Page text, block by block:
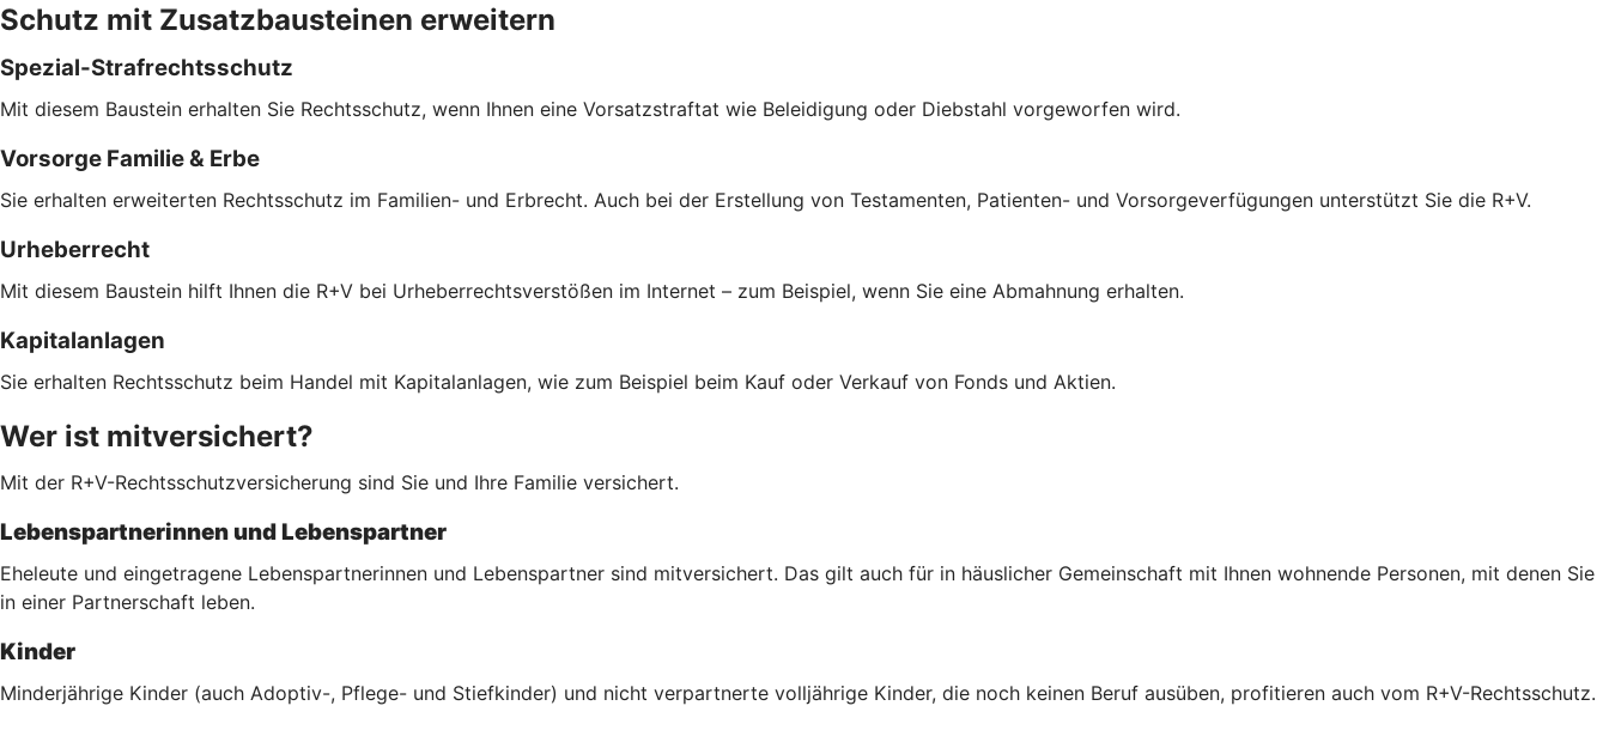
Schutz mit Zusatzbausteinen erweitern
Spezial-Strafrechtsschutz
Mit diesem Baustein erhalten Sie Rechtsschutz, wenn Ihnen eine Vorsatzstraftat wie Beleidigung oder Diebstahl vorgeworfen wird.
Vorsorge Familie & Erbe
Sie erhalten erweiterten Rechtsschutz im Familien- und Erbrecht. Auch bei der Erstellung von Testamenten, Patienten- und Vorsorgeverfügungen unterstützt Sie die R+V.
Urheberrecht
Mit diesem Baustein hilft Ihnen die R+V bei Urheberrechtsverstößen im Internet – zum Beispiel, wenn Sie eine Abmahnung erhalten.
Kapitalanlagen
Sie erhalten Rechtsschutz beim Handel mit Kapitalanlagen, wie zum Beispiel beim Kauf oder Verkauf von Fonds und Aktien.
Wer ist mitversichert?
Mit der R+V-Rechtsschutzversicherung sind Sie und Ihre Familie versichert.
Lebenspartnerinnen und Lebenspartner
Eheleute und eingetragene Lebenspartnerinnen und Lebenspartner sind mitversichert. Das gilt auch für in häuslicher Gemeinschaft mit Ihnen wohnende Personen, mit denen Sie
in einer Partnerschaft leben.
Kinder
Minderjährige Kinder (auch Adoptiv-, Pflege- und Stiefkinder) und nicht verpartnerte volljährige Kinder, die noch keinen Beruf ausüben, profitieren auch vom R+V-Rechtsschutz.